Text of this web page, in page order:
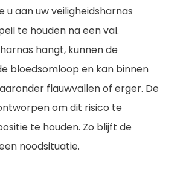
aan uw veiligheidsharnas
te houden na een val.
hangt, kunnen de
bloedsomloop en kan binnen
flauwvallen of erger. De
om dit risico te
te houden. Zo blijft de
noodsituatie.